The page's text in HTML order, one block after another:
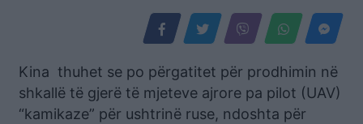
Kina thuhet se po përgatitet për prodhimin në
shkallë të gjerë të mjeteve ajrore pa pilot (UAV)
“kamikaze” për ushtrinë ruse, ndoshta për